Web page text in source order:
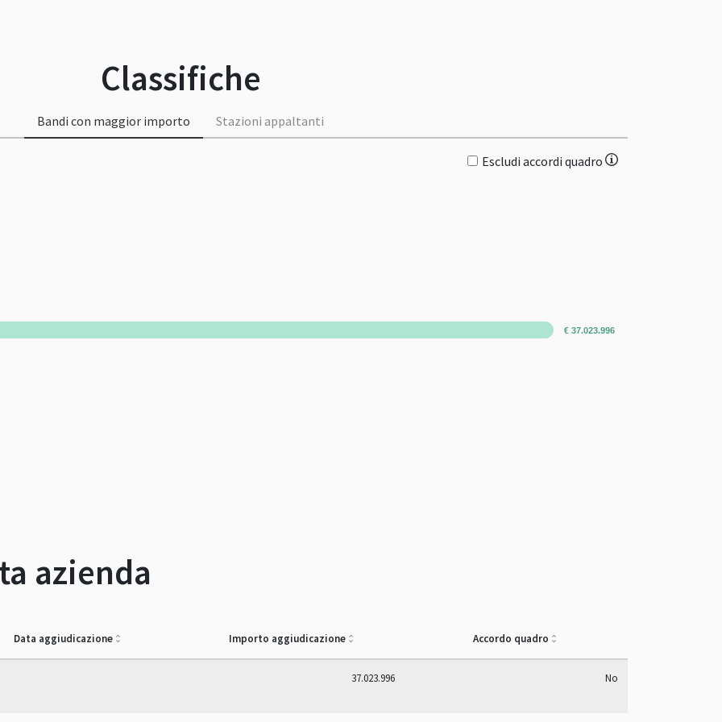
Classifiche
Bandi con maggior importo Stazioni appaltanti
Escludi accordi quadro
€ 37.023.996
azienda
Data aggiudicazione Importo aggiudicazione Accordo quadro
37.023.996 No